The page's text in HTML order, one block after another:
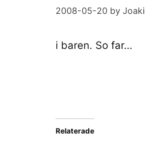
2008-05-20 by
i baren. So far…
Relaterade